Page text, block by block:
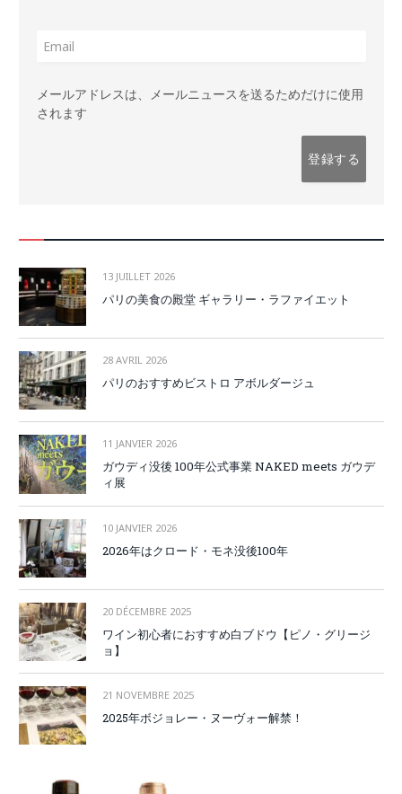
メールアドレスは、メールニュースを送るためだけに使用
されます
13 JUILLET 2026
パリの美食の殿堂 ギャラリー・ラファイエット
28 AVRIL 2026
パリのおすすめビストロ アボルダージュ
11 JANVIER 2026
ガウディ没後 100年公式事業 NAKED meets ガウデ
ィ展
10 JANVIER 2026
2026年はクロード・モネ没後100年
20 DÉCEMBRE 2025
ワイン初心者におすすめ白ブドウ【ピノ・グリージ
ョ】
21 NOVEMBRE 2025
2025年ボジョレー・ヌーヴォー解禁！